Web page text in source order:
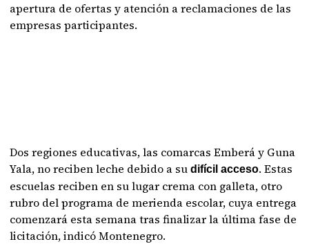
apertura de ofertas y atención a reclamaciones de las
empresas participantes.
Dos regiones educativas, las comarcas Emberá y Guna
Yala, no reciben leche debido a sudifícil acceso. Estas
escuelas reciben en su lugar crema con galleta, otro
rubro del programa de merienda escolar, cuya entrega
comenzará esta semana tras finalizar la última fase de
licitación, indicó Montenegro.